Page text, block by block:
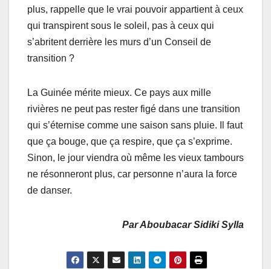
plus, rappelle que le vrai pouvoir appartient à ceux
qui transpirent sous le soleil, pas à ceux qui
s’abritent derrière les murs d’un Conseil de
transition ?
La Guinée mérite mieux. Ce pays aux mille
rivières ne peut pas rester figé dans une transition
qui s’éternise comme une saison sans pluie. Il faut
que ça bouge, que ça respire, que ça s’exprime.
Sinon, le jour viendra où même les vieux tambours
ne résonneront plus, car personne n’aura la force
de danser.
Par Aboubacar Sidiki Sylla